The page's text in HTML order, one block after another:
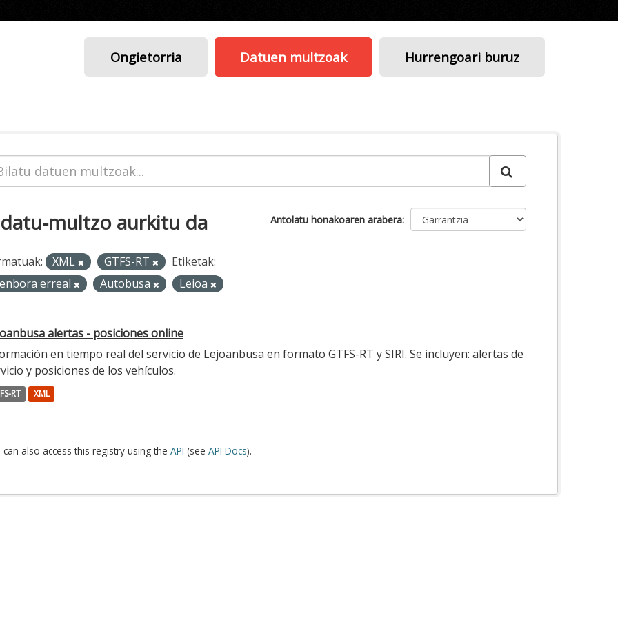
Ongietorria Datuen multzoak Hurrengoari buruz
Antolatu honakoaren arabera
multzo aurkitu da
XML GTFS-RT
Etiketak:
erreal
Autobusa Leioa
alertas - posiciones online
en tiempo real del servicio de Lejoanbusa en formato GTFS-RT y SIRI. Se incluyen: alertas de
y posiciones de los vehículos.
RT XML
can also access this registry using the API (see API Docs).